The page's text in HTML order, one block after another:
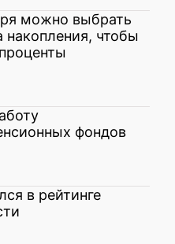
можно выбрать
чтобы
фондов
в рейтинге